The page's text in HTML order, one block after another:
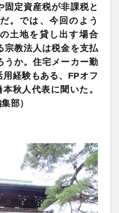
固定資産税が非課税と
。では、今回のよう
土地を貸し出す場合
宗教法人は税金を支払
うか。住宅メーカー勤
経験もある、FPオフ
秋人代表に聞いた。
部）